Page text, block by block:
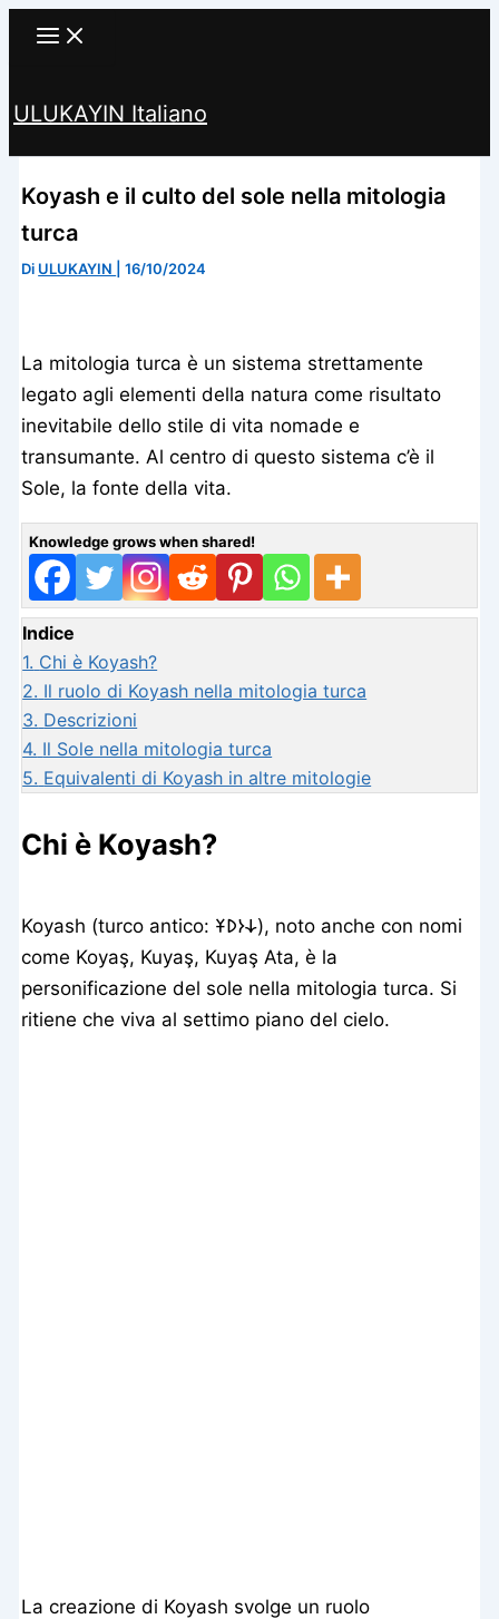
ULUKAYIN Italiano
Koyash e il culto del sole nella mitologia
turca
Di ULUKAYIN |16/10/2024
La mitologia turca è un sistema strettamente
legato agli elementi della natura come risultato
inevitabile dello stile di vita nomade e
transumante. Al centro di questo sistema c’è il
Sole, la fonte della vita.
Knowledge grows when shared!
Indice
1. Chi è Koyash?
2. Il ruolo di Koyash nella mitologia turca
3. Descrizioni
4. Il Sole nella mitologia turca
5. Equivalenti di Koyash in altre mitologie
Chi è Koyash?
Koyash (turco antico: 𐰸𐰆𐰖𐱁), noto anche con nomi
come Koyaş, Kuyaş, Kuyaş Ata, è la
personificazione del sole nella mitologia turca. Si
ritiene che viva al settimo piano del cielo.
La creazione di Koyash svolge un ruolo